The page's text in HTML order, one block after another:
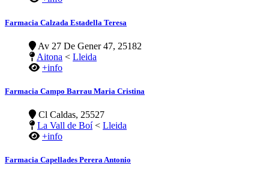
Farmacia Calzada Estadella Teresa
Av 27 De Gener 47, 25182
Aitona < Lleida
+info
Farmacia Campo Barrau Maria Cristina
Cl Caldas, 25527
La Vall de Boí< Lleida
+info
Farmacia Capellades Perera Antonio